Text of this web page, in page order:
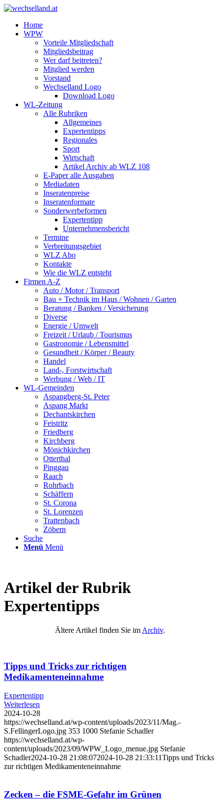
Home
WPW
Vorteile Mitgliedschaft
Mitgliedsbeitrag
Wer darf beitreten?
Mitglied werden
Vorstand
Wechselland Logo
Download Logo
WL-Zeitung
Alle Rubriken
Allgemeines
Expertentipps
Regionales
Sport
Wirtschaft
Artikel Archiv ab WLZ 108
E-Paper alle Ausgaben
Mediadaten
Inseratenpreise
Inseratenformate
Sonderwerbeformen
Expertentipp
Unternehmensbericht
Termine
Verbreitungsgebiet
WLZ Abo
Kontakte
Wie die WLZ entsteht
Firmen A-Z
Auto / Motor / Transport
Bau + Technik im Haus / Wohnen / Garten
Beratung / Banken / Versicherung
Diverse
Energie / Umwelt
Freizeit / Urlaub / Tourismus
Gastronomie / Lebensmittel
Gesundheit / Körper / Beauty
Handel
Land-, Forstwirtschaft
Werbung / Web / IT
WL-Gemeinden
Aspangberg-St. Peter
Aspang Markt
Dechantskirchen
Feistritz
Friedberg
Kirchberg
Mönichkirchen
Otterthal
Pinggau
Raach
Rohrbach
Schäffern
St. Corona
St. Lorenzen
Trattenbach
Zöbern
Suche
Menü Menü
Artikel der Rubrik
Expertentipps
Ältere Artikel finden Sie im Archiv.
Tipps und Tricks zur richtigen
Medikamenteneinnahme
Expertentipp
Weiterlesen
2024-10-28
https://wechselland.at/wp-content/uploads/2023/11/Mag.-
S.FellingerLogo.jpg 353 1000 Stefanie Schadler
https://wechselland.at/wp-
content/uploads/2023/09/WPW_Logo_menue.jpg Stefanie
Schadler2024-10-28 21:08:072024-10-28 21:33:11Tipps und Tricks
zur richtigen Medikamenteneinnahme
Zecken – die FSME-Gefahr im Grünen